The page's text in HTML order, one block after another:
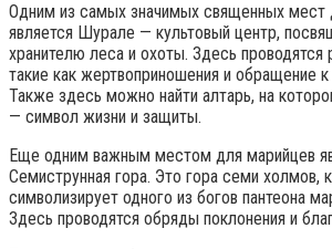
Одним из самых значимых священных мест
является Шурале — культовый центр,
хранителю леса и охоты. Здесь проводятся
такие как жертвоприношения и обращение
Также здесь можно найти алтарь, на
— символ жизни и защиты.
Еще одним важным местом для марийцев
Семиструнная гора. Это гора семи холмов,
символизирует одного из богов пантеона
Здесь проводятся обряды поклонения и